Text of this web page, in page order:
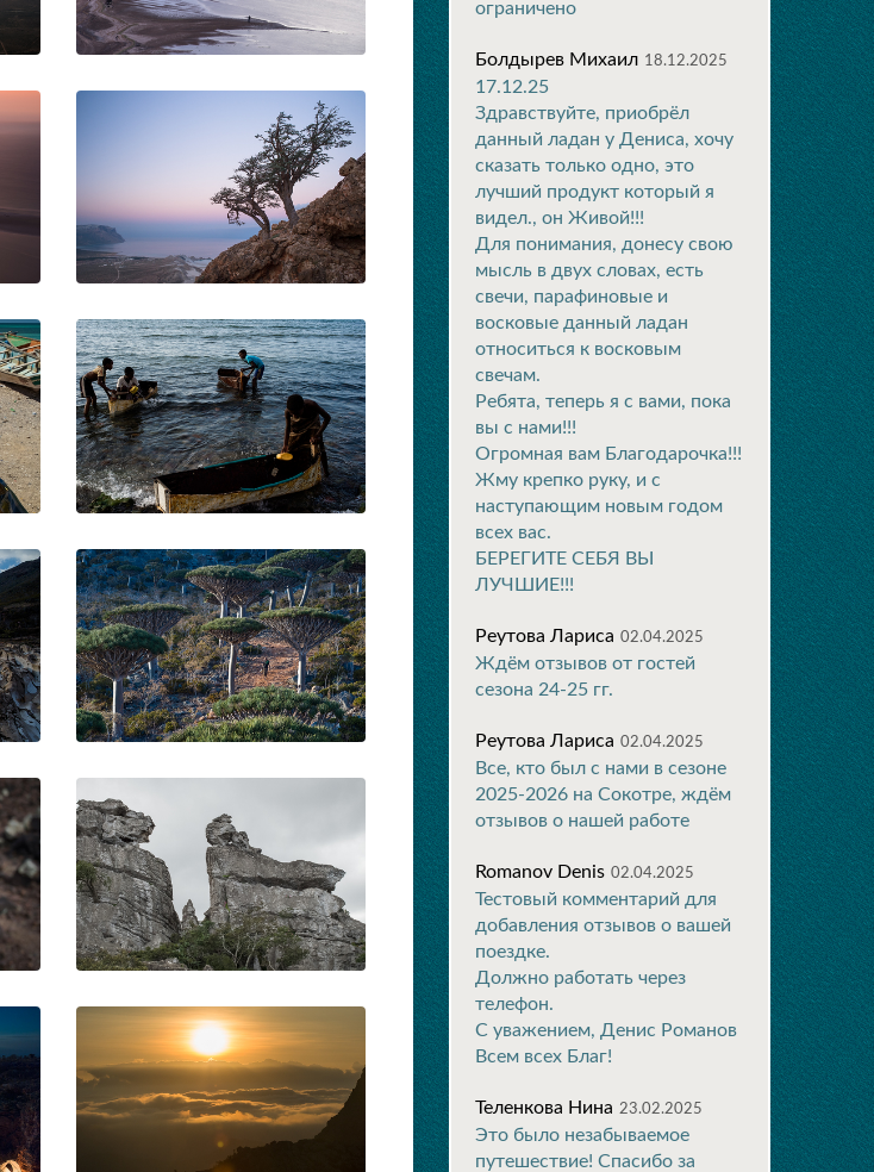
ограничено
Болдырев Михаил 18.12.2025
17.12.25
Здравствуйте, приобрёл
данный ладан у Дениса, хочу
сказать только одно, это
лучший продукт который я
видел., он Живой!!!
Для понимания, донесу свою
мысль в двух словах, есть
свечи, парафиновые и
восковые данный ладан
относиться к восковым
свечам.
Ребята, теперь я с вами, пока
вы с нами!!!
Огромная вам Благодарочка!!!
Жму крепко руку, и с
наступающим новым годом
всех вас.
БЕРЕГИТЕ СЕБЯ ВЫ
ЛУЧШИЕ!!!
Реутова Лариса 02.04.2025
Ждём отзывов от гостей
сезона 24-25 гг.
Реутова Лариса 02.04.2025
Все, кто был с нами в сезоне
2025-2026 на Сокотре, ждём
отзывов о нашей работе
Romanov Denis 02.04.2025
Тестовый комментарий для
добавления отзывов о вашей
поездке.
Должно работать через
телефон.
С уважением, Денис Романов
Всем всех Благ!
Теленкова Нина 23.02.2025
Это было незабываемое
путешествие! Спасибо за